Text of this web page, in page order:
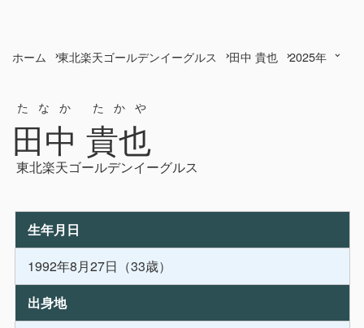
ホーム 東北楽天ゴールデンイーグルス 田中 貴也 2025年
田中 貴也
たなか たかや
東北楽天ゴールデンイーグルス
生年月日
1992年8月27日（33歳）
出身地